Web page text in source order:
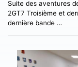
Suite des aventures
2GT7 Troisième et
dernière bande …